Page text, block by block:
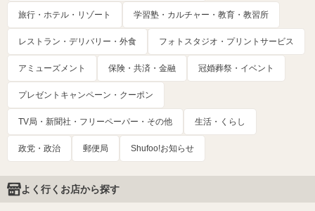
旅行・ホテル・リゾート 学習塾・カルチャー・教育・教習所
レストラン・デリバリー・外食 フォトスタジオ・プリントサービス
アミューズメント 保険・共済・金融 冠婚葬祭・イベント
プレゼントキャンペーン・クーポン
TV局・新聞社・フリーペーパー・その他 生活・くらし
政党・政治 郵便局 Shufoo!お知らせ
よく行くお店から探す